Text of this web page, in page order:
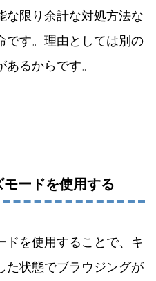
な限り余計な対処方法な
です。理由としては別の
るからです。
ードを使用する
ドを使用することで、キ
た状態でブラウジングが